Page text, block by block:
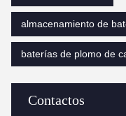
Contactos
almacenamiento de
baterías de plomo de